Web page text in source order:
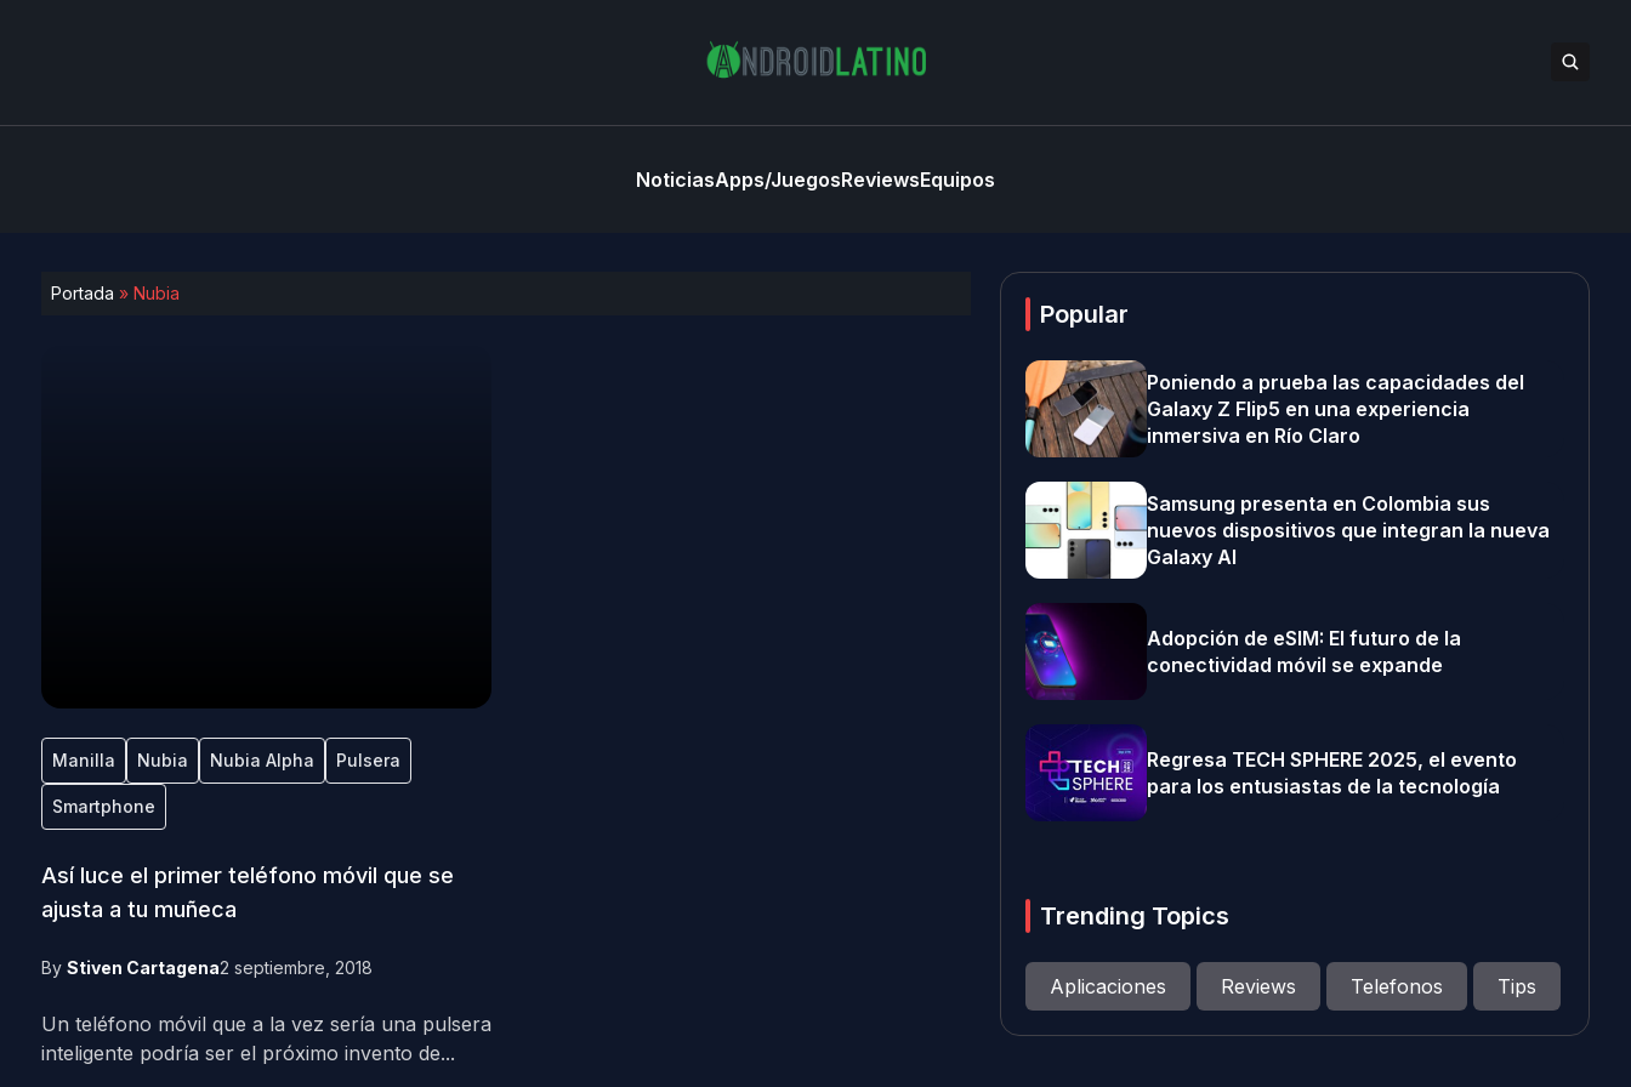
NoticiasApps/JuegosReviewsEquipos
Portada » Nubia
Manilla Nubia Nubia Alpha Pulsera
Smartphone
Así luce el primer teléfono móvil que se
ajusta a tu muñeca
By Stiven Cartagena2 septiembre, 2018
Un teléfono móvil que a la vez sería una pulsera
inteligente podría ser el próximo invento de...
Popular
Poniendo a prueba las capacidades del
Galaxy Z Flip5 en una experiencia
inmersiva en Río Claro
Samsung presenta en Colombia sus
nuevos dispositivos que integran la nueva
Galaxy AI
Adopción de eSIM: El futuro de la
conectividad móvil se expande
Regresa TECH SPHERE 2025, el evento
para los entusiastas de la tecnología
Trending Topics
Aplicaciones Reviews Telefonos Tips